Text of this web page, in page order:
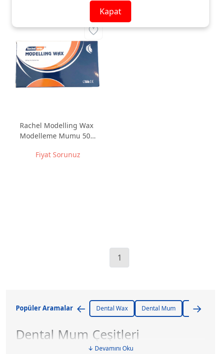
Rachel Modelling Wax
Modelleme Mumu 500
Dental Modelaj Mumu
Fiyat Sorunuz
1
Popüler Aramalar ← Dental Wax Dental Mum Modelaj
→
Dental Mum Çeşitleri
Dental mumlar; protez üretimi, modelaj işlemleri ve
↓ Devamını Oku
Kapat